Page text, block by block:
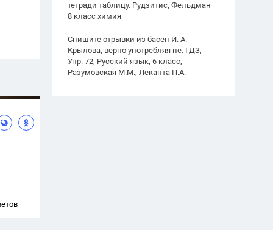
тетради таблицу. Рудзитис, Фельдман
8 класс химия
Спишите отрывки из басен И. А.
Крылова, верно употребляя не. ГДЗ,
Упр. 72, Русский язык, 6 класс,
Разумовская М.М., Леканта П.А.